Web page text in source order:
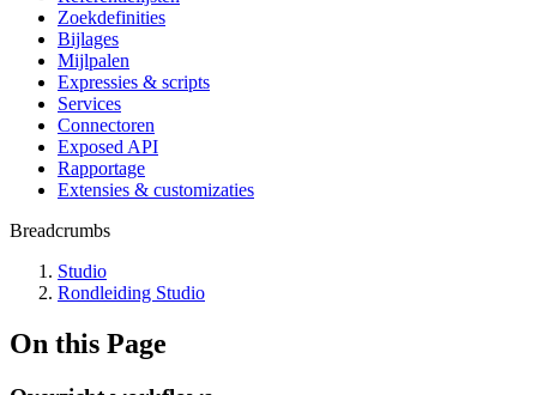
Zoekdefinities
Bijlages
Mijlpalen
Expressies & scripts
Services
Connectoren
Exposed API
Rapportage
Extensies & customizaties
Breadcrumbs
Studio
Rondleiding Studio
On this Page